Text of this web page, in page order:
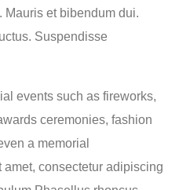
Mauris et bibendum dui.
Suspendisse
events such as fireworks,
ceremonies, fashion
a memorial
consectetur adipiscing